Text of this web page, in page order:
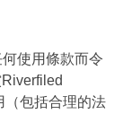
使用條款而令
（包括合理的法